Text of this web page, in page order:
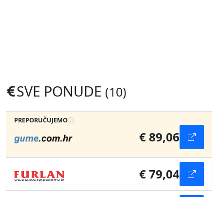
SVE PONUDE (10)
PREPORUČUJEMO
€ 89,06
€ 79,04